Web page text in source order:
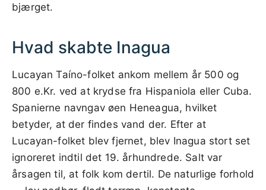
bjærget.
Hvad skabte Inagua
Lucayan Taíno-folket ankom mellem år 500 og
800 e.Kr. ved at krydse fra Hispaniola eller Cuba.
Spanierne navngav øen Heneagua, hvilket
betyder, at der findes vand der. Efter at
Lucayan-folket blev fjernet, blev Inagua stort set
ignoreret indtil det 19. århundrede. Salt var
årsagen til, at folk kom dertil. De naturlige forhold